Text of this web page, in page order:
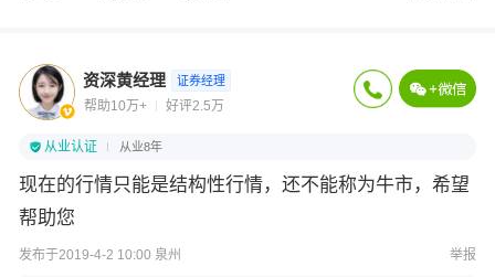
资深黄经理 证券经理
帮助10万+ 好评2.5万
从业认证 从业8年
现在的行情只能是结构性行情，还不能称为牛市，希望
帮助您
发布于2019-4-2 10:00 泉州 举报